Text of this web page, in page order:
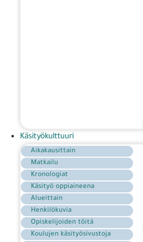
Käsityökulttuuri
Aikakausittain
Matkailu
Kronologiat
Käsityö oppiaineena
Alueittain
Henkilökuvia
Opiskelijoiden töitä
Koulujen käsityösivustoja